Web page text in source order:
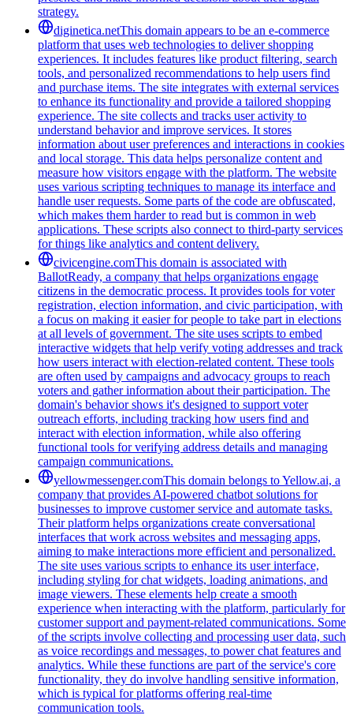
strategy.
diginetica.netThis domain appears to be an e-commerce
platform that uses web technologies to deliver shopping
experiences. It includes features like product filtering, search
tools, and personalized recommendations to help users find
and purchase items. The site integrates with external services
to enhance its functionality and provide a tailored shopping
experience. The site collects and tracks user activity to
understand behavior and improve services. It stores
information about user preferences and interactions in cookies
and local storage. This data helps personalize content and
measure how visitors engage with the platform. The website
uses various scripting techniques to manage its interface and
handle user requests. Some parts of the code are obfuscated,
which makes them harder to read but is common in web
applications. These scripts also connect to third-party services
for things like analytics and content delivery.
civicengine.comThis domain is associated with
BallotReady, a company that helps organizations engage
citizens in the democratic process. It provides tools for voter
registration, election information, and civic participation, with
a focus on making it easier for people to take part in elections
at all levels of government. The site uses scripts to embed
interactive widgets that help verify voting addresses and track
how users interact with election-related content. These tools
are often used by campaigns and advocacy groups to reach
voters and gather information about their participation. The
domain's behavior shows it's designed to support voter
outreach efforts, including tracking how users find and
interact with election information, while also offering
functional tools for verifying address details and managing
campaign communications.
yellowmessenger.comThis domain belongs to Yellow.ai, a
company that provides AI-powered chatbot solutions for
businesses to improve customer service and automate tasks.
Their platform helps organizations create conversational
interfaces that work across websites and messaging apps,
aiming to make interactions more efficient and personalized.
The site uses various scripts to enhance its user interface,
including styling for chat widgets, loading animations, and
image viewers. These elements help create a smooth
experience when interacting with the platform, particularly for
customer support and payment-related communications. Some
of the scripts involve collecting and processing user data, such
as voice recordings and messages, to power chat features and
analytics. While these functions are part of the service's core
functionality, they do involve handling sensitive information,
which is typical for platforms offering real-time
communication tools.